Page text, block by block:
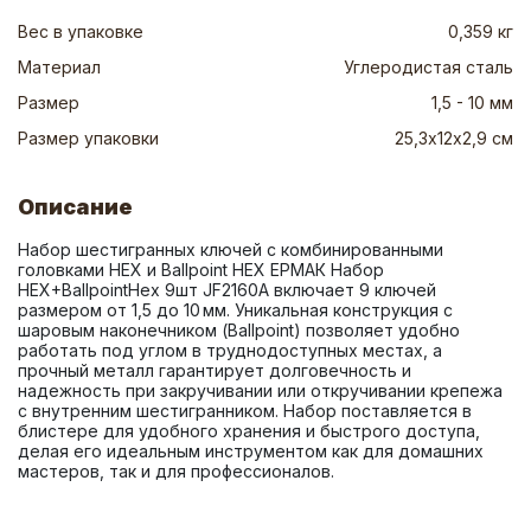
Вес в упаковке
0,359 кг
Материал
Углеродистая сталь
Размер
1,5 - 10 мм
Размер упаковки
25,3х12х2,9 см
Описание
Набор шестигранных ключей с комбинированными
головками HEX и Ballpoint HEX ЕРМАК Набор
HEX+BallpointHex 9шт JF2160A включает 9 ключей
размером от 1,5 до 10 мм. Уникальная конструкция с
шаровым наконечником (Ballpoint) позволяет удобно
работать под углом в труднодоступных местах, а
прочный металл гарантирует долговечность и
надежность при закручивании или откручивании крепежа
с внутренним шестигранником. Набор поставляется в
блистере для удобного хранения и быстрого доступа,
делая его идеальным инструментом как для домашних
мастеров, так и для профессионалов.